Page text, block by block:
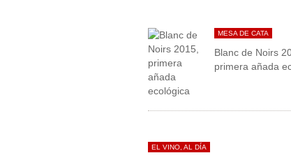
MESA DE CATA
Blanc de Noirs
primera añada
EL VINO, AL DÍA